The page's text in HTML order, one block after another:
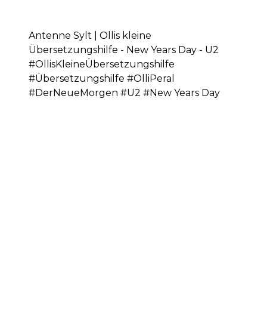
Antenne Sylt | Ollis kleine
Übersetzungshilfe - New Years Day - U2
#OllisKleineÜbersetzungshilfe
#Übersetzungshilfe #OlliPeral
#DerNeueMorgen #U2 #New Years Day